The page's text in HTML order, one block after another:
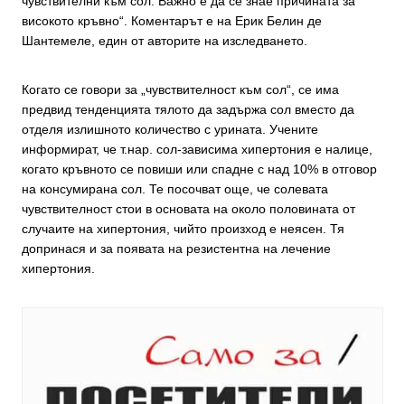
високото кръвно“. Коментарът е на Ерик Белин де
Шантемеле, един от авторите на изследването.
Когато се говори за „чувствителност към сол“, се има
предвид тенденцията тялото да задържа сол вместо да
отделя излишното количество с урината. Учените
информират, че т.нар. сол-зависима хипертония е налице,
когато кръвното се повиши или спадне с над 10% в отговор
на консумирана сол. Те посочват още, че солевата
чувствителност стои в основата на около половината от
случаите на хипертония, чийто произход е неясен. Тя
допринася и за появата на резистентна на лечение
хипертония.